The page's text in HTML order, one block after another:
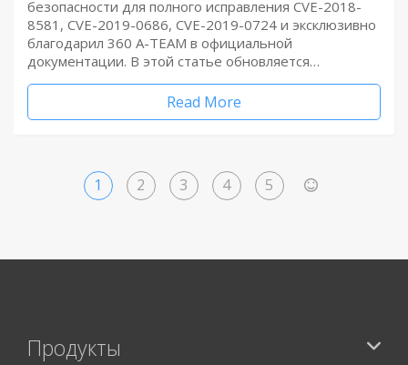
безопасности для полного исправления CVE-2018-
8581, CVE-2019-0686, CVE-2019-0724 и эксклюзивно
благодарил 360 A-TEAM в официальной
документации. В этой статье обновляется…
Read More
1 2 3 4 5
Продукты